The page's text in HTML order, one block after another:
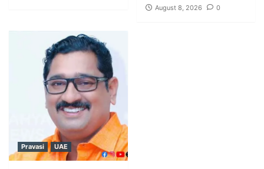
August 8, 2026 0
Pravasi UAE